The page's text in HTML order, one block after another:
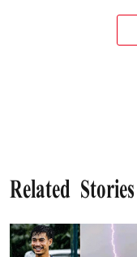
Related Stories